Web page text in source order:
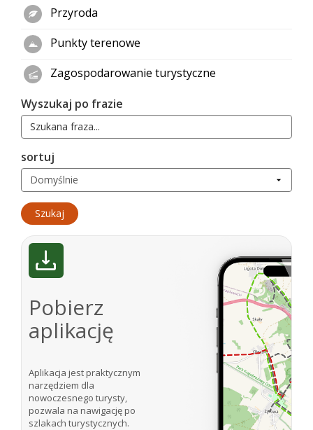
Przyroda
Punkty terenowe
Zagospodarowanie turystyczne
Wyszukaj po frazie
sortuj
Pobierz
aplikację
Aplikacja jest praktycznym
narzędziem dla
nowoczesnego turysty,
pozwala na nawigację po
szlakach turystycznych.